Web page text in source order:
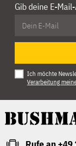
Gib deine E-
Ich möchte
Verarbeitung